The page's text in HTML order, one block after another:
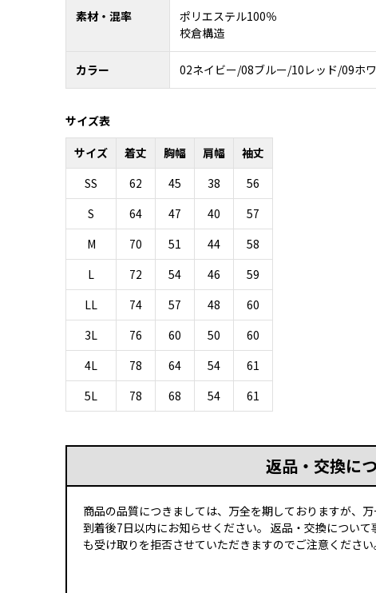
素材・混率
ポリエステル100％
校倉構造
カラー 02ネイビー/08ブルー/10レッド/09ホ
サイズ表
サイズ
着丈 胸幅 肩幅
袖丈
SS
62 45 38
56
S
64 47 40
57
M
70 51 44
58
L
72 54 46
59
LL
74 57 48
60
3L
76 60 50
60
4L
78 64 54
61
5L
78 68 54 61
返品・交換に
商品の品質につきましては、万全を期しておりますが、
到着後7日以内にお知らせください。 返品・交換につい
も受け取りを拒否させていただきますのでご注意くださ